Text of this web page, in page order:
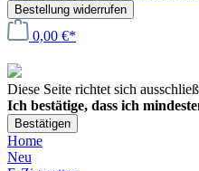
Bestellung widerrufen
0,00 €*
Diese Seite richtet sich
Ich bestätige, dass ich
Bestätigen
Home
Neu